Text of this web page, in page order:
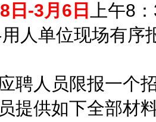
日-3月6日
上午8
人单位现场有序
人员限报一个招
提供如下全部